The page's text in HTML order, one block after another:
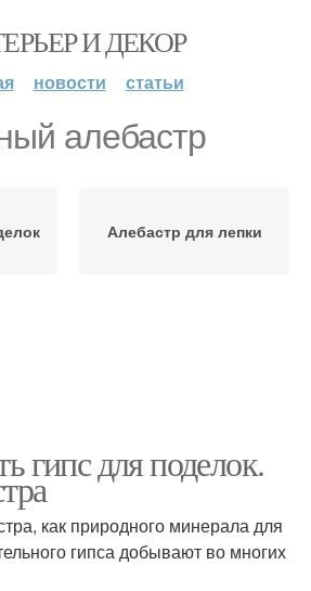
И ДЕКОР
новости статьи
алебастр
Алебастр для лепки
гипс для поделок.
как природного минерала для
гипса добывают во многих